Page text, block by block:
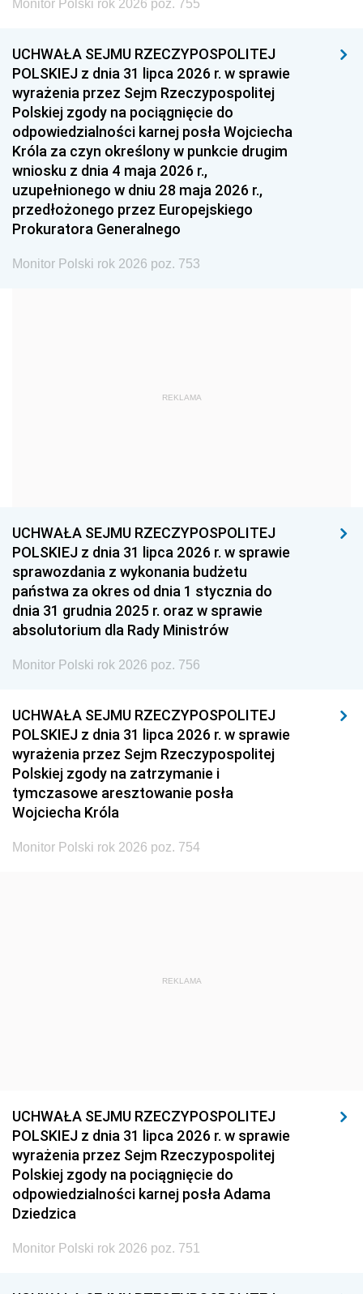
1996 1995 1994
1993 1992 1991
1990 1989
1987 1986 1985
1984 1983
1981 1980 1979
1978 1977
1975 1974
1959
1939 1938 1937
1936 1930
Monitor Polski rok 2026 poz. 755
UCHWAŁA SEJMU RZECZYPOSPOLITEJ
POLSKIEJ z dnia 31 lipca 2026 r. w sprawie
wyrażenia przez Sejm Rzeczypospolitej
Polskiej zgody na pociągnięcie do
odpowiedzialności karnej posła Wojciecha
Króla za czyn określony w punkcie drugim
wniosku z dnia 4 maja 2026 r.,
uzupełnionego w dniu 28 maja 2026 r.,
przedłożonego przez Europejskiego
Prokuratora Generalnego
Monitor Polski rok 2026 poz. 753
REKLAMA
UCHWAŁA SEJMU RZECZYPOSPOLITEJ
POLSKIEJ z dnia 31 lipca 2026 r. w sprawie
sprawozdania z wykonania budżetu
państwa za okres od dnia 1 stycznia do
dnia 31 grudnia 2025 r. oraz w sprawie
absolutorium dla Rady Ministrów
Monitor Polski rok 2026 poz. 756
UCHWAŁA SEJMU RZECZYPOSPOLITEJ
POLSKIEJ z dnia 31 lipca 2026 r. w sprawie
wyrażenia przez Sejm Rzeczypospolitej
Polskiej zgody na zatrzymanie i
tymczasowe aresztowanie posła
Wojciecha Króla
Monitor Polski rok 2026 poz. 754
REKLAMA
UCHWAŁA SEJMU RZECZYPOSPOLITEJ
POLSKIEJ z dnia 31 lipca 2026 r. w sprawie
wyrażenia przez Sejm Rzeczypospolitej
Polskiej zgody na pociągnięcie do
odpowiedzialności karnej posła Adama
Dziedzica
Monitor Polski rok 2026 poz. 751